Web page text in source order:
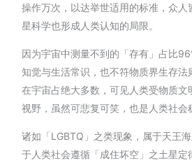
操作万次，以达举世适用的标准，众人
星科学也形成人类认知的局限。
因为宇宙中测量不到的「存有」占比
知觉与生活常识，也不符物质界生存法
在宇宙占绝大多数，可见人类受物质文
视野，虽然可悲复可笑，也是人类社会
诸如「LGBTQ」之类现象，属于天王
于人类社会遵循「成住坏空」之土星定